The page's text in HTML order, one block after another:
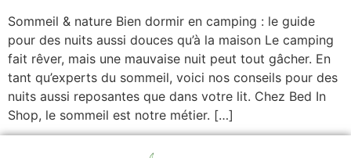
Sommeil & nature Bien dormir en camping : le guide
pour des nuits aussi douces qu’à la maison Le camping
fait rêver, mais une mauvaise nuit peut tout gâcher. En
tant qu’experts du sommeil, voici nos conseils pour des
nuits aussi reposantes que dans votre lit. Chez Bed In
Shop, le sommeil est notre métier. […]